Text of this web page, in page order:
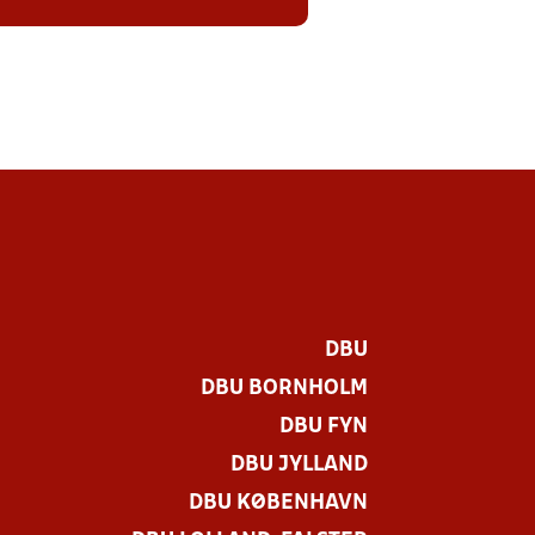
DBU
DBU BORNHOLM
DBU FYN
DBU JYLLAND
DBU KØBENHAVN